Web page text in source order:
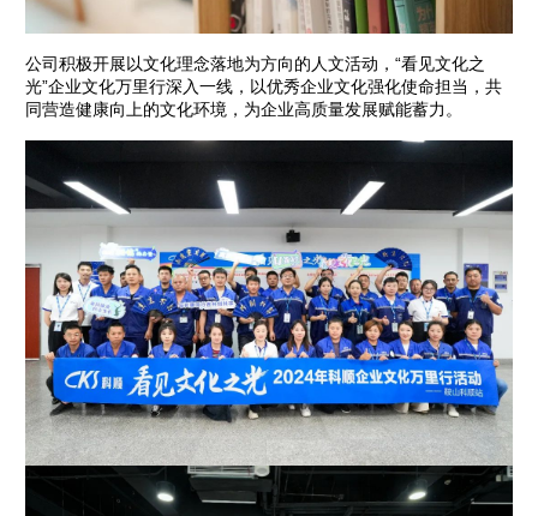
公司积极开展以文化理念落地为方向的人文活动，“看见文化之
光”企业文化万里行深入一线，以优秀企业文化强化使命担当，共
同营造健康向上的文化环境，为企业高质量发展赋能蓄力。